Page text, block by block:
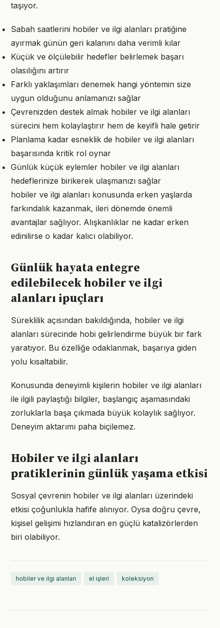
taşıyor.
Sabah saatlerini hobiler ve ilgi alanları pratiğine
ayırmak günün geri kalanını daha verimli kılar
Küçük ve ölçülebilir hedefler belirlemek başarı
olasılığını artırır
Farklı yaklaşımları denemek hangi yöntemin size
uygun olduğunu anlamanızı sağlar
Çevrenizden destek almak hobiler ve ilgi alanları
sürecini hem kolaylaştırır hem de keyifli hale getirir
Planlama kadar esneklik de hobiler ve ilgi alanları
başarısında kritik rol oynar
Günlük küçük eylemler hobiler ve ilgi alanları
hedeflerinize birikerek ulaşmanızı sağlar
hobiler ve ilgi alanları konusunda erken yaşlarda
farkındalık kazanmak, ileri dönemde önemli
avantajlar sağlıyor. Alışkanlıklar ne kadar erken
edinilirse o kadar kalıcı olabiliyor.
Günlük hayata entegre
edilebilecek hobiler ve ilgi
alanları ipuçları
Süreklilik açısından bakıldığında, hobiler ve ilgi
alanları sürecinde hobi gelirlendirme büyük bir fark
yaratıyor. Bu özelliğe odaklanmak, başarıya giden
yolu kısaltabilir.
Konusunda deneyimli kişilerin hobiler ve ilgi alanları
ile ilgili paylaştığı bilgiler, başlangıç aşamasındaki
zorluklarla başa çıkmada büyük kolaylık sağlıyor.
Deneyim aktarımı paha biçilemez.
Hobiler ve ilgi alanları
pratiklerinin günlük yaşama etkisi
Sosyal çevrenin hobiler ve ilgi alanları üzerindeki
etkisi çoğunlukla hafife alınıyor. Oysa doğru çevre,
kişisel gelişimi hızlandıran en güçlü katalizörlerden
biri olabiliyor.
hobiler ve ilgi alanları el işleri koleksiyon